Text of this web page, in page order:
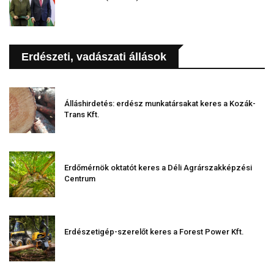
Erdészeti, vadászati állások
Álláshirdetés: erdész munkatársakat keres a Kozák-
Trans Kft.
Erdőmérnök oktatót keres a Déli Agrárszakképzési
Centrum
Erdészetigép-szerelőt keres a Forest Power Kft.